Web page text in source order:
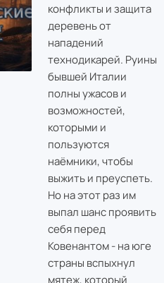
конфликты и защита
деревень от
нападений
технодикарей. Руины
бывшей Италии
полны ужасов и
возможностей,
которыми и
пользуются
наёмники, чтобы
выжить и преуспеть.
Но на этот раз им
выпал шанс проявить
себя перед
Ковенантом - на юге
страны вспыхнул
мятеж, который